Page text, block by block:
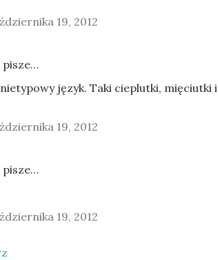
19, 2012
pisze…
język. Taki cieplutki, mięciutki
19, 2012
pisze…
19, 2012